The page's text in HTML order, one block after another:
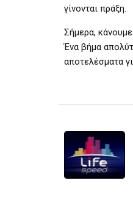
γίνονται πράξη.
Σήμερα,
Ένα βήμα
αποτελέσματα